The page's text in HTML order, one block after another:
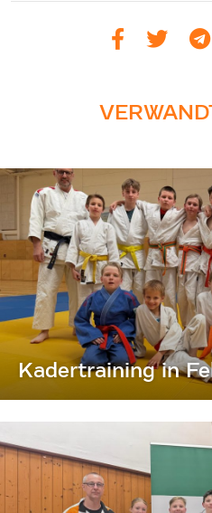
Kadertraining in